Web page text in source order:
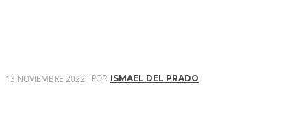
13 NOVIEMBRE 2022 POR ISMAEL DEL PRADO